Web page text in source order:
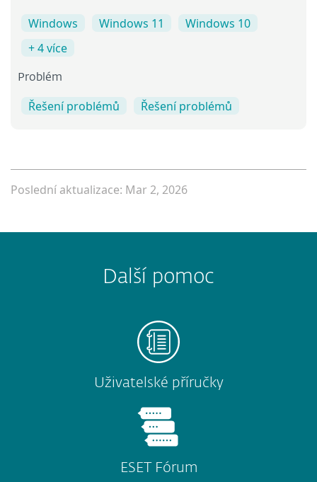
Windows Windows 11
Windows 10
+ 4 více
Problém
Řešení problémů Řešení problémů
Poslední aktualizace: Mar 2, 2026
Další pomoc
Uživatelské příručky
ESET Fórum